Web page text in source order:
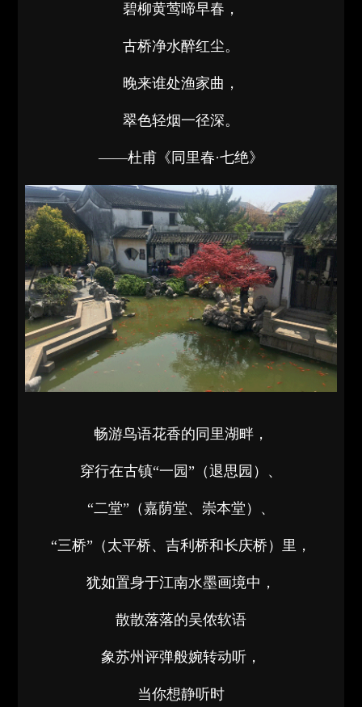
碧柳黄莺啼早春，
古桥净水醉红尘。
晚来谁处渔家曲，
翠色轻烟一径深。
——杜甫《同里春·七绝》
畅游鸟语花香的同里湖畔，
穿行在古镇“一园”（退思园）、
“二堂”（嘉荫堂、崇本堂）、
“三桥”（太平桥、吉利桥和长庆桥）里，
犹如置身于江南水墨画境中，
散散落落的吴侬软语
象苏州评弹般婉转动听，
当你想静听时